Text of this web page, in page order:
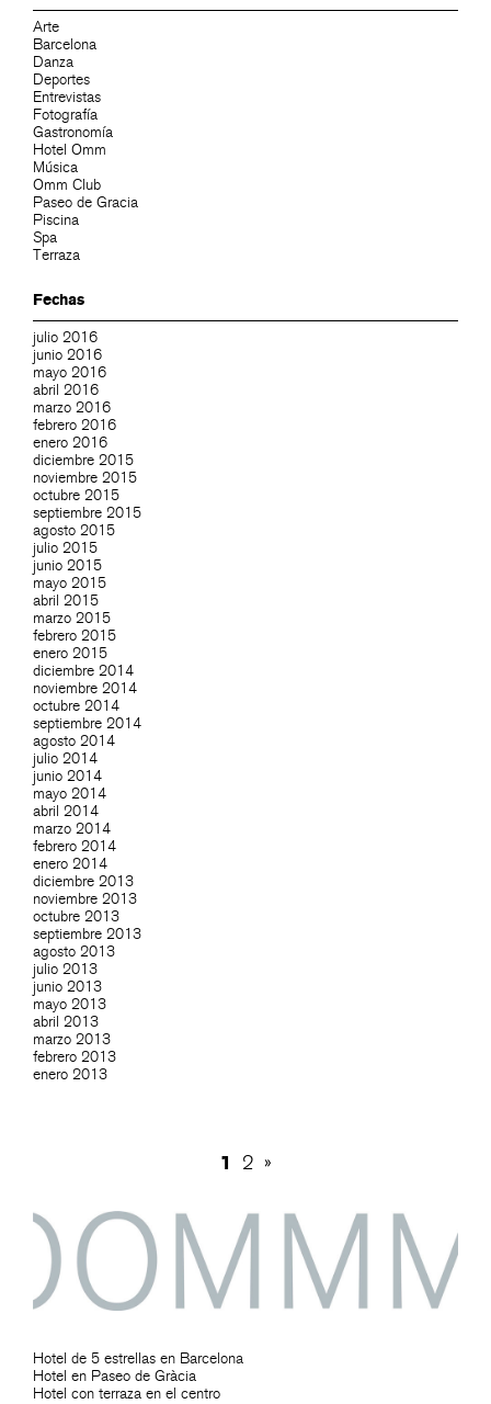
Arte
Barcelona
Danza
Deportes
Entrevistas
Fotografía
Gastronomía
Hotel Omm
Música
Omm Club
Paseo de Gracia
Piscina
Spa
Terraza
Fechas
julio 2016
junio 2016
mayo 2016
abril 2016
marzo 2016
febrero 2016
enero 2016
diciembre 2015
noviembre 2015
octubre 2015
septiembre 2015
agosto 2015
julio 2015
junio 2015
mayo 2015
abril 2015
marzo 2015
febrero 2015
enero 2015
diciembre 2014
noviembre 2014
octubre 2014
septiembre 2014
agosto 2014
julio 2014
junio 2014
mayo 2014
abril 2014
marzo 2014
febrero 2014
enero 2014
diciembre 2013
noviembre 2013
octubre 2013
septiembre 2013
agosto 2013
julio 2013
junio 2013
mayo 2013
abril 2013
marzo 2013
febrero 2013
enero 2013
1 2 »
Hotel de 5 estrellas en Barcelona
Hotel en Paseo de Gràcia
Hotel con terraza en el centro